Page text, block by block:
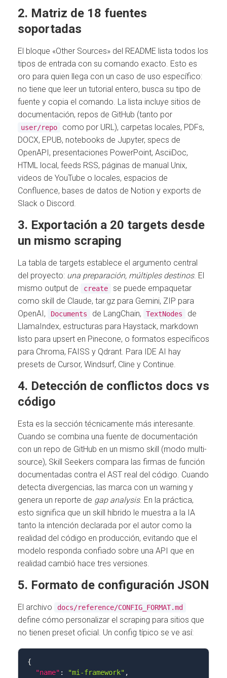
2. Matriz de 18 fuentes
soportadas
El bloque «Other Sources» del README lista todos los
tipos de entrada con su comando exacto. Esto es
oro para quien llega con un caso de uso específico:
no tiene que leer un tutorial entero, busca su tipo de
fuente y copia el comando. La lista incluye sitios de
documentación, repos de GitHub (tanto por
user/repo
como por URL), carpetas locales, PDFs,
DOCX, EPUB, notebooks de Jupyter, specs de
OpenAPI, presentaciones PowerPoint, AsciiDoc,
HTML local, feeds RSS, páginas de manual Unix,
videos de YouTube o locales, espacios de
Confluence, bases de datos de Notion y exports de
Slack o Discord.
3. Exportación a 20 targets desde
un mismo scraping
La tabla de targets establece el argumento central
del proyecto: una preparación, múltiples destinos. El
mismo output de
create
se puede empaquetar
como skill de Claude, tar.gz para Gemini, ZIP para
OpenAI,
Documents de LangChain, TextNodes
de
LlamaIndex, estructuras para Haystack, markdown
listo para upsert en Pinecone, o formatos específicos
para Chroma, FAISS y Qdrant. Para IDE AI hay
presets de Cursor, Windsurf, Cline y Continue.
4. Detección de conflictos docs vs
código
Esta es la sección técnicamente más interesante.
Cuando se combina una fuente de documentación
con un repo de GitHub en un mismo skill (modo multi-
source), Skill Seekers compara las firmas de función
documentadas contra el AST real del código. Cuando
detecta divergencias, las marca con un warning y
genera un reporte de gap analysis. En la práctica,
esto significa que un skill híbrido le muestra a la IA
tanto la intención declarada por el autor como la
realidad del código en producción, evitando que el
modelo responda confiado sobre una API que en
realidad cambió hace tres versiones.
5. Formato de configuración JSON
El archivo docs/reference/CONFIG_FORMAT.md
define cómo personalizar el scraping para sitios que
no tienen preset oficial. Un config típico se ve así:
{
"name" : "mi-framework" ,